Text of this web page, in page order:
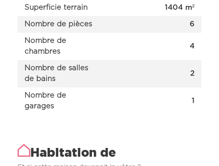
Nos projets en cours d’étude
Superficie terrain 1404 m²
Nombre de pièces 6
Nombre de
chambres
4
Nombre de salles
de bains
2
Nombre de
garages
1
Habitation de